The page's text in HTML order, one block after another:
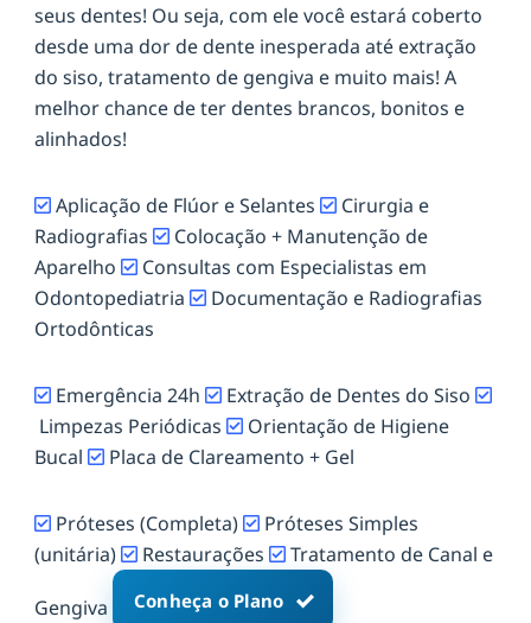
seus dentes! Ou seja, com ele você estará coberto
desde uma dor de dente inesperada até extração
do siso, tratamento de gengiva e muito mais! A
melhor chance de ter dentes brancos, bonitos e
alinhados!
Aplicação de Flúor e Selantes
Cirurgia e
Radiografias
Colocação + Manutenção de
Aparelho
Consultas com Especialistas em
Odontopediatria
Documentação e Radiografias
Ortodônticas
Emergência 24h
Extração de Dentes do Siso
Limpezas Periódicas
Orientação de Higiene
Bucal
Placa de Clareamento + Gel
Próteses (Completa)
Próteses Simples
(unitária)
Restaurações Tratamento de Canal e
Gengiva Conheça o Plano